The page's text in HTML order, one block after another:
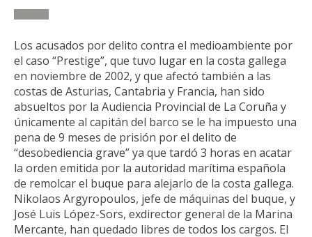
Los acusados por delito contra el medioambiente por
el caso “Prestige”, que tuvo lugar en la costa gallega
en noviembre de 2002, y que afectó también a las
costas de Asturias, Cantabria y Francia, han sido
absueltos por la Audiencia Provincial de La Coruña y
únicamente al capitán del barco se le ha impuesto una
pena de 9 meses de prisión por el delito de
“desobediencia grave” ya que tardó 3 horas en acatar
la orden emitida por la autoridad marítima española
de remolcar el buque para alejarlo de la costa gallega.
Nikolaos Argyropoulos, jefe de máquinas del buque, y
José Luis López-Sors, exdirector general de la Marina
Mercante, han quedado libres de todos los cargos. El